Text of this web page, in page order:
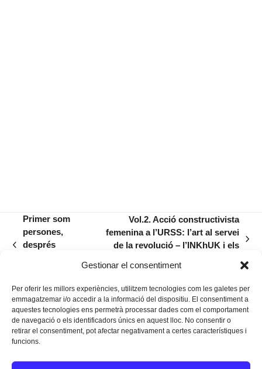
Gestionar el consentiment
Per oferir les millors experiències, utilitzem tecnologies com les galetes per
emmagatzemar i/o accedir a la informació del dispositiu. El consentiment a
aquestes tecnologies ens permetrà processar dades com el comportament
de navegació o els identificadors únics en aquest lloc. No consentir o
retirar el consentiment, pot afectar negativament a certes característiques i
funcions.
previous
Primer som
persones,
després
Vol.2. Acció constructivista
femenina a l’URSS: l’art al servei
de la revolució – l’INKhUK i els
Instagram
Facebook
Twitter